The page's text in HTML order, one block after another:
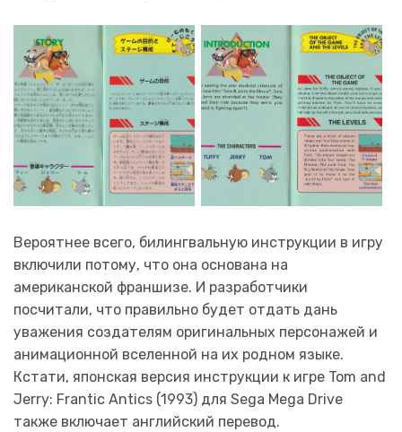
Вероятнее всего, билингвальную инструкции в игру
включили потому, что она основана на
американской франшизе. И разработчики
посчитали, что правильно будет отдать дань
уважения создателям оригинальных персонажей и
анимационной вселенной на их родном языке.
Кстати, японская версия инструкции к игре Tom and
Jerry: Frantic Antics (1993) для Sega Mega Drive
также включает английский перевод.